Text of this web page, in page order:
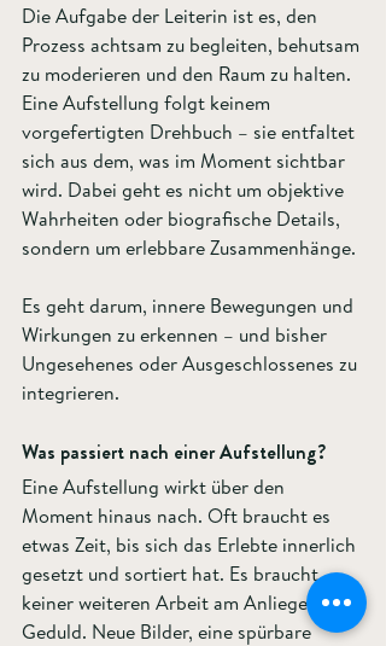
Die Aufgabe der Leiterin ist es, den
Prozess achtsam zu begleiten, behutsam
zu moderieren und den Raum zu halten.
Eine Aufstellung folgt keinem
vorgefertigten Drehbuch – sie entfaltet
sich aus dem, was im Moment sichtbar
wird. Dabei geht es nicht um objektive
Wahrheiten oder biografische Details,
sondern um erlebbare Zusammenhänge.
Es geht darum, innere Bewegungen und
Wirkungen zu erkennen – und bisher
Ungesehenes oder Ausgeschlossenes zu
integrieren.
Was passiert nach einer Aufstellung?
Eine Aufstellung wirkt über den
Moment hinaus nach. Oft braucht es
etwas Zeit, bis sich das Erlebte innerlich
gesetzt und sortiert hat. Es braucht
keiner weiteren Arbeit am Anliegen, nur
Geduld. Neue Bilder, eine spürbare